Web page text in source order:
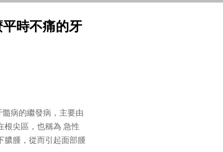
時不痛的牙
病的繼發病，主要由
根尖區，也稱為 急性
膿腫，從而引起面部腫